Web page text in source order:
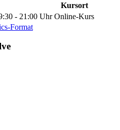
Kursort
- 21:00 Uhr Online-Kurs
Format